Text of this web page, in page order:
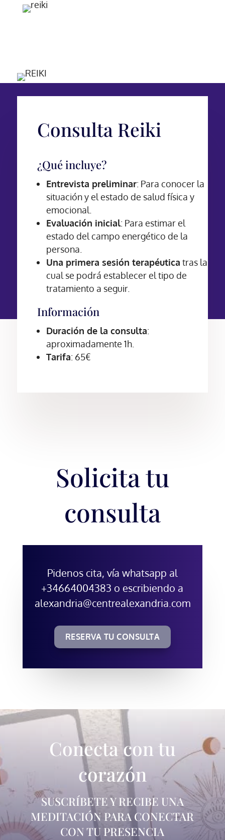
Consulta Reiki
¿Qué incluye?
Entrevista preliminar: Para conocer la
situación y el estado de salud física y
emocional.
Evaluación inicial: Para estimar el
estado del campo energético de la
persona.
Una primera sesión terapéutica tras la
cual se podrá establecer el tipo de
tratamiento a seguir.
Información
Duración de la consulta:
aproximadamente 1h.
Tarifa: 65€
Solicita tu
consulta
Pidenos cita, vía whatsapp al
+34664004383 o escribiendo a
alexandria@centrealexandria.com
RESERVA TU CONSULTA
Conecta con tu
corazón
SUSCRÍBETE Y RECIBE UNA
MEDITACIÓN PARA CONECTAR
CON TU PRESENCIA